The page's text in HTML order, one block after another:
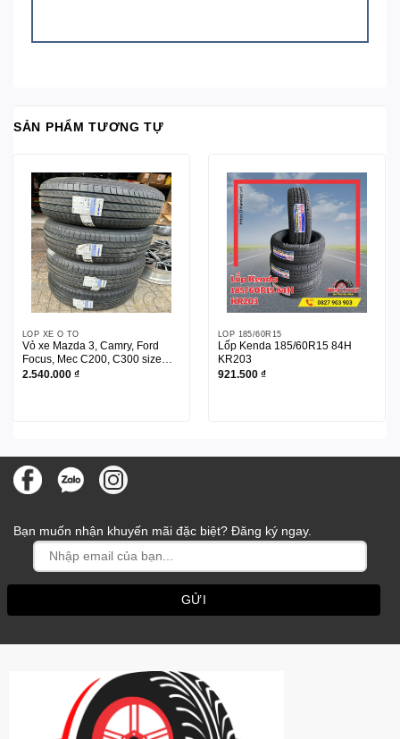
SẢN PHẨM TƯƠNG TỰ
LỐP XE Ô TÔ
Vỏ xe Mazda 3, Camry, Ford
Focus, Mec C200, C300 size
205/60R16
2.540.000 ₫
LỐP 185/60R15
Lốp Kenda 185/60R15 84H
KR203
921.500 ₫
Bạn muốn nhận khuyến mãi đặc biệt? Đăng ký ngay.